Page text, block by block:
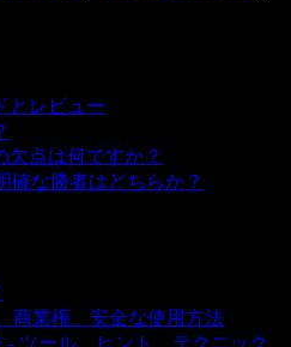
とレビュー
欠点は何ですか？
確な勝者はどちらか？
商業権、安全な使用方法
ツール、ヒント、テクニック